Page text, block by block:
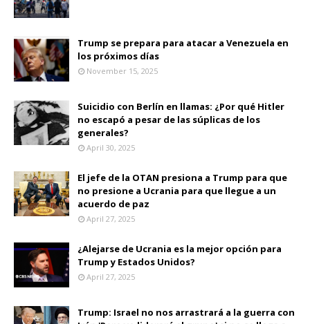
Trump se prepara para atacar a Venezuela en
los próximos días
November 15, 2025
Suicidio con Berlín en llamas: ¿Por qué Hitler
no escapó a pesar de las súplicas de los
generales?
April 30, 2025
El jefe de la OTAN presiona a Trump para que
no presione a Ucrania para que llegue a un
acuerdo de paz
April 27, 2025
¿Alejarse de Ucrania es la mejor opción para
Trump y Estados Unidos?
April 27, 2025
Trump: Israel no nos arrastrará a la guerra con